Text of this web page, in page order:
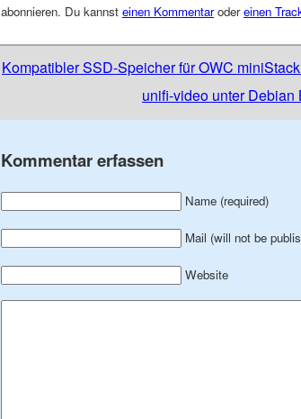
abonnieren. Du kannst einen Kommentarodereinen
Kompatibler SSD-Speicher für OWC
unifi-video unter
Kommentar erfassen
Name (required)
Mail (will not be
Website